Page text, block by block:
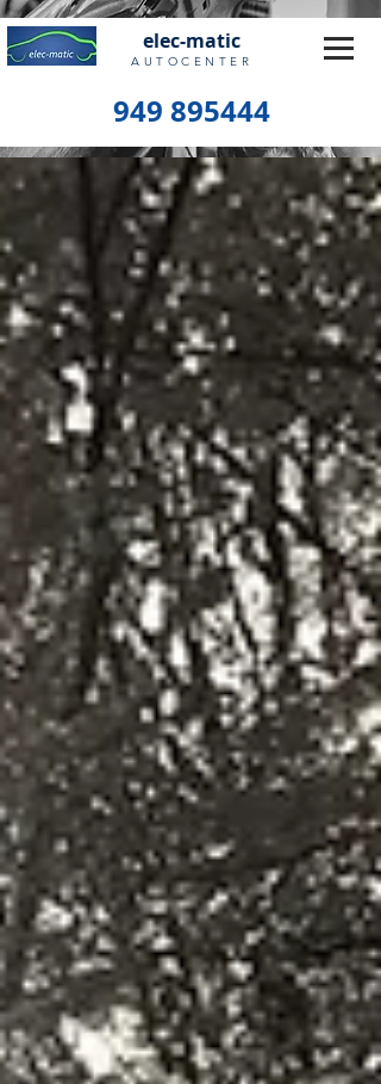
elec-matic
AUTOCENTER
949 895444